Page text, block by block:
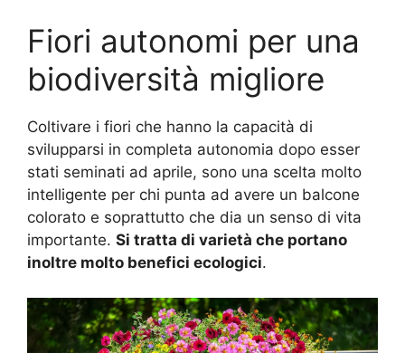
Fiori autonomi per una
biodiversità migliore
Coltivare i fiori che hanno la capacità di
svilupparsi in completa autonomia dopo esser
stati seminati ad aprile, sono una scelta molto
intelligente per chi punta ad avere un balcone
colorato e soprattutto che dia un senso di vita
importante. Si tratta di varietà che portano
inoltre molto benefici ecologici.